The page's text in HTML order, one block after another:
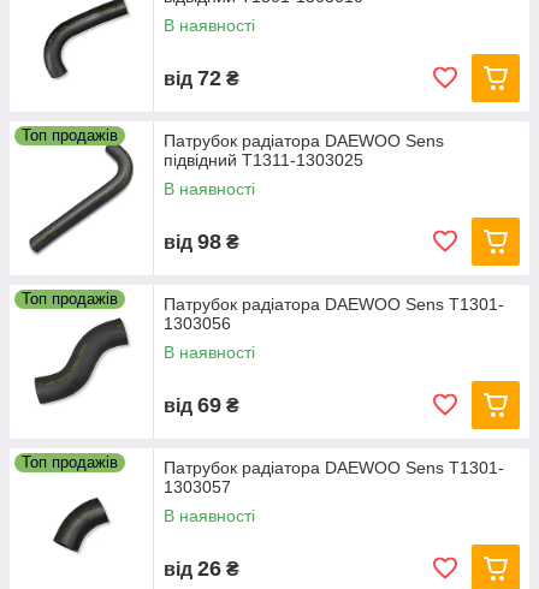
В наявності
від 72 ₴
Топ продажів
Патрубок радіатора DAEWOO Sens
підвідний Т1311-1303025
В наявності
від 98 ₴
Топ продажів
Патрубок радіатора DAEWOO Sens Т1301-
1303056
В наявності
від 69 ₴
Топ продажів
Патрубок радіатора DAEWOO Sens Т1301-
1303057
В наявності
від 26 ₴